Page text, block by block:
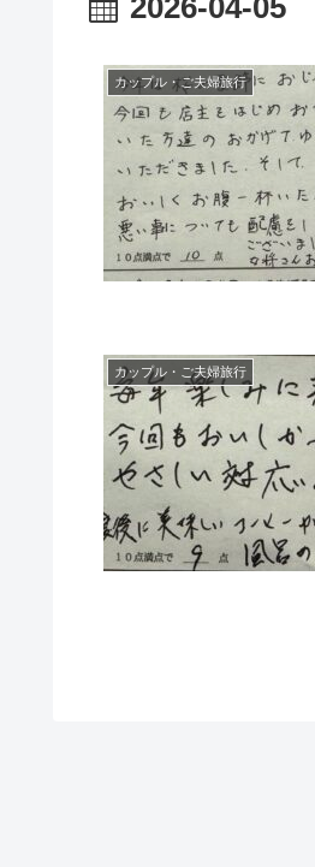
カップル・ご夫婦旅行
カップル・ご夫婦旅行